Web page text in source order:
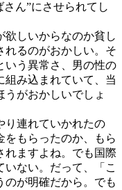
ん”にさせられてし
しいからなのか貧し
れるのがおかしい。そ
いう異常さ、男の性の
組み込まれていて、当
がおかしいでしょ
連れていかれたの
をもらったのか、もら
れますよね。でも国際
ない。だって、「こ
のが明確だから。でも